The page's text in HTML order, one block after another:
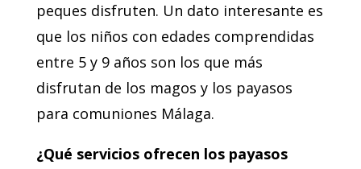
peques disfruten. Un dato interesante es
que los niños con edades comprendidas
entre 5 y 9 años son los que más
disfrutan de los magos y los payasos
para comuniones Málaga.
¿Qué servicios ofrecen los payasos